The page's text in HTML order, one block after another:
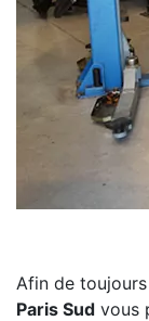
Afin de
Paris Sud vous